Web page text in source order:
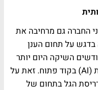
החברה גם מרחיבה את
בדגש על תחום הענן
השיקה היום יותר
מ-100 מודלים של בינה מלאכותית (AI) בקוד פתוח. זאת על
הגל בתחום של